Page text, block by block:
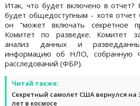
Итак, что будет включено в
будет общедоступным - хотя отчет
он "может включать секретное
Комитет по разведке. Комитет
анализ данных и
информацию об НЛО, собранную
расследований (ФБР).
Читай также:
Секретный самолет США вернулся на
лет в космосе